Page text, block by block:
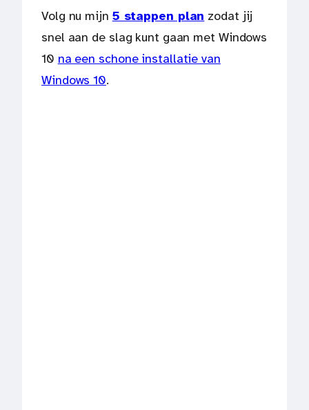
Volg nu mijn 5 stappen plan zodat jij
snel aan de slag kunt gaan met Windows
10 na een schone installatie van
Windows 10.